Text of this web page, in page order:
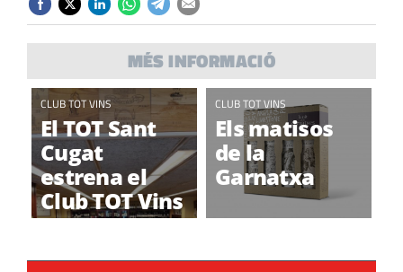
MÉS INFORMACIÓ
CLUB TOT VINS
El TOT Sant
Cugat
estrena el
Club TOT Vins
en
CLUB TOT VINS
Els matisos
de la
Garnatxa